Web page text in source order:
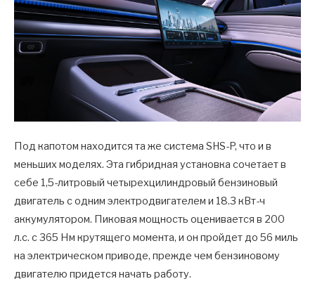
Под капотом находится та же система SHS-P, что и в
меньших моделях. Эта гибридная установка сочетает в
себе 1,5-литровый четырехцилиндровый бензиновый
двигатель с одним электродвигателем и 18.3 кВт-ч
аккумулятором. Пиковая мощность оценивается в 200
л.с. с 365 Нм крутящего момента, и он пройдет до 56 миль
на электрическом приводе, прежде чем бензиновому
двигателю придется начать работу.